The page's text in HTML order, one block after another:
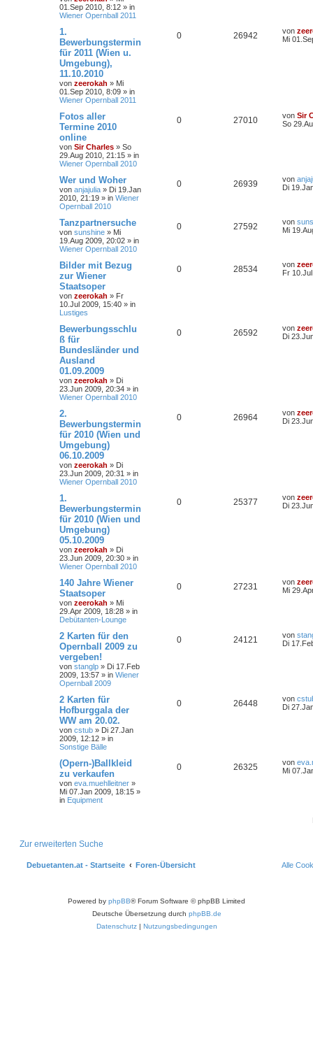
01.Sep 2010, 8:12 » in
Wiener Opernball 2011
1.
Bewerbungstermin
für 2011 (Wien u.
Umgebung),
11.10.2010
von zeerokah » Mi
01.Sep 2010, 8:09 » in
Wiener Opernball 2011
0 26942 von
Mi
Fotos aller
Termine 2010
online
von Sir Charles » So
29.Aug 2010, 21:15 » in
Wiener Opernball 2010
0 27010 von Sir
So
Wer und Woher
von anjajulia » Di 19.Jan
2010, 21:19 » in Wiener
Opernball 2010
0 26939 von
Di
Tanzpartnersuche
von sunshine » Mi
19.Aug 2009, 20:02 » in
Wiener Opernball 2010
0 27592 von
Mi
Bilder mit Bezug
zur Wiener
Staatsoper
von zeerokah » Fr
10.Jul 2009, 15:40 » in
Lustiges
0 28534 von
Fr
Bewerbungsschlu
ß für
Bundesländer und
Ausland
01.09.2009
von zeerokah » Di
23.Jun 2009, 20:34 » in
Wiener Opernball 2010
0 26592 von
Di
2.
Bewerbungstermin
für 2010 (Wien und
Umgebung)
06.10.2009
von zeerokah » Di
23.Jun 2009, 20:31 » in
Wiener Opernball 2010
0 26964 von
Di
1.
Bewerbungstermin
für 2010 (Wien und
Umgebung)
05.10.2009
von zeerokah » Di
23.Jun 2009, 20:30 » in
Wiener Opernball 2010
0 25377 von
Di
140 Jahre Wiener
Staatsoper
von zeerokah » Mi
29.Apr 2009, 18:28 » in
Debütanten-Lounge
0 27231 von
Mi
2 Karten für den
Opernball 2009 zu
vergeben!
von stanglp » Di 17.Feb
2009, 13:57 » in Wiener
Opernball 2009
0 24121 von
Di
2 Karten für
Hofburggala der
WW am 20.02.
von cstub » Di 27.Jan
2009, 12:12 » in
Sonstige Bälle
0 26448 von
Di
(Opern-)Ballkleid
zu verkaufen
von eva.muehlleitner »
Mi 07.Jan 2009, 18:15 »
in Equipment
0 26325 von
Mi
Zur erweiterten Suche
Debuetanten.at - Startseite Foren-Übersicht Alle
Powered by phpBB® Forum Software © phpBB Limited
Deutsche Übersetzung durch phpBB.de
Datenschutz| Nutzungsbedingungen